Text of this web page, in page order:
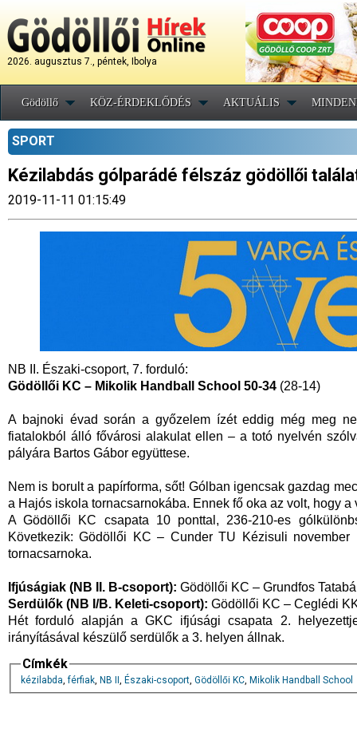
2026. augusztus 7., péntek, Ibolya
Gödöllő KÖZ-ÉRDEKLŐDÉS AKTUÁLIS
SPORT
Kézilabdás gólparádé félszáz gödöllői
2019-11-11 01:15:49
NB II. Északi-csoport, 7. forduló:
Gödöllői KC – Mikolik Handball School 50-34 (28-14)
A bajnoki évad során a győzelem ízét eddig még meg
fiatalokból álló fővárosi alakulat ellen – a totó nyelvén
pályára Bartos Gábor együttese.
Nem is borult a papírforma, sőt! Gólban igencsak gazdag
a Hajós iskola tornacsarnokába. Ennek fő oka az volt, hogy
A Gödöllői KC csapata 10 ponttal, 236-210-es
Következik: Gödöllői KC – Cunder TU Kézisuli
tornacsarnoka.
Ifjúságiak (NB II. B-csoport): Gödöllői KC – Grundfos
Serdülők (NB I/B. Keleti-csoport): Gödöllői KC – Ceglédi
Hét forduló alapján a GKC ifjúsági csapata 2.
irányításával készülő serdülők a 3. helyen állnak.
Címkék
kézilabda,férfiak, NB II , Északi-csoport, Gödöllői KC, Mikolik Handball School